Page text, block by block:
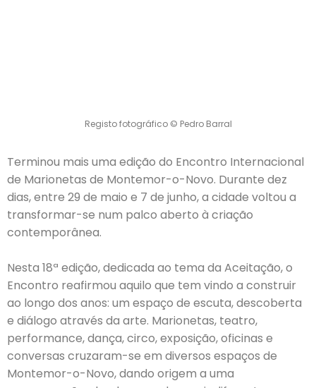
Registo fotográfico © Pedro Barral
Terminou mais uma edição do Encontro Internacional
de Marionetas de Montemor-o-Novo. Durante dez
dias, entre 29 de maio e 7 de junho, a cidade voltou a
transformar-se num palco aberto à criação
contemporânea.
Nesta 18ª edição, dedicada ao tema da Aceitação, o
Encontro reafirmou aquilo que tem vindo a construir
ao longo dos anos: um espaço de escuta, descoberta
e diálogo através da arte. Marionetas, teatro,
performance, dança, circo, exposição, oficinas e
conversas cruzaram-se em diversos espaços de
Montemor-o-Novo, dando origem a uma